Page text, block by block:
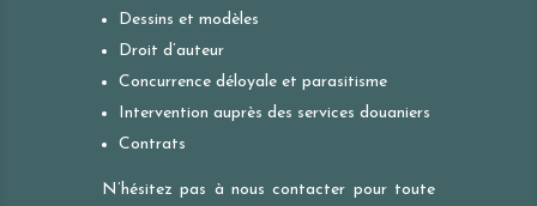
Dessins et modèles
Droit d’auteur
Concurrence déloyale et parasitisme
Intervention auprès des services douaniers
Contrats
N’hésitez pas à nous contacter pour toute